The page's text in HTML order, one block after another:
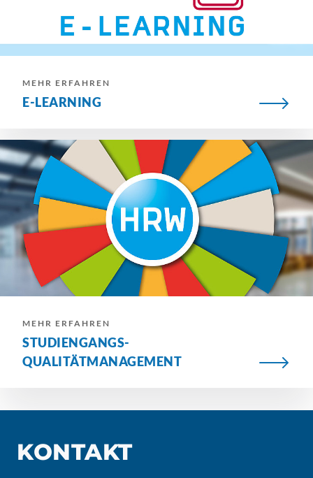
MEHR ERFAHREN
E-LEARNING
MEHR ERFAHREN
STUDIENGANGS-
QUALITÄTMANAGEMENT
KONTAKT